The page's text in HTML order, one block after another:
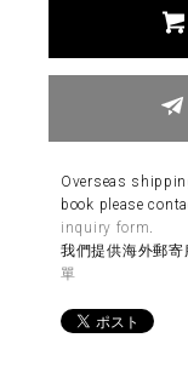
Overseas
book please
inquiry form
我們提供海外郵
單